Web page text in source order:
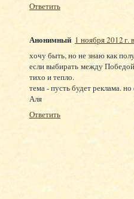
Ответить
Анонимный 1 ноября 2012 г.
хочу быть, но не знаю как
если выбирать между
тихо и тепло.
тема - пусть будет реклама.
Аля
Ответить